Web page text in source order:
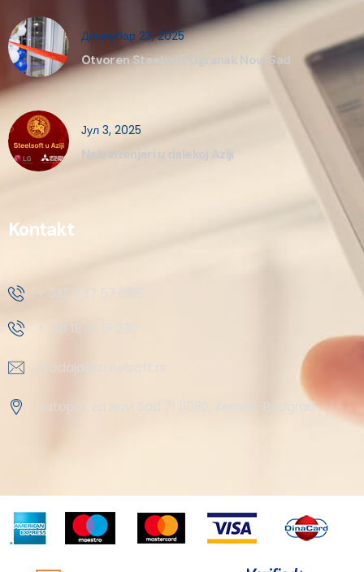
Децембар 23, 2025
Otvoren Steelsoft Ogranak Novi Sad
Јул 3, 2025
Naši inženjeri u dalekoj Aziji
Kontakt
+ 381 11 37 57 555
+ 381 18 41 51 230
prodaja@steelsoft.rs
Autoput za Novi Sad 71 11080, Zemun-Beograd